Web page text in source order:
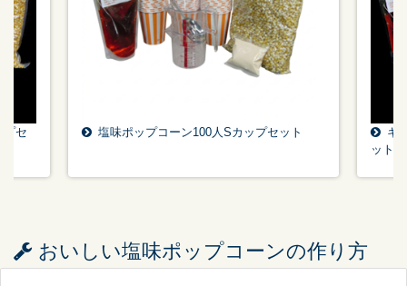
プセ 塩味ポップコーン100人Sカップセット
キ
ット
おいしい塩味ポップコーンの作り方